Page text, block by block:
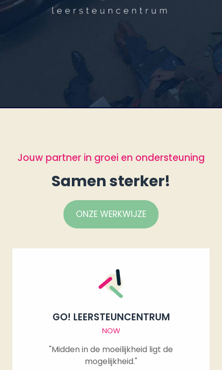
Jouw partner in groei en ondersteuning
Samen sterker!
ONZE WERKWIJZE
GO! LEERSTEUNCENTRUM
NOW
"Midden in de moeilijkheid ligt de
mogelijkheid."